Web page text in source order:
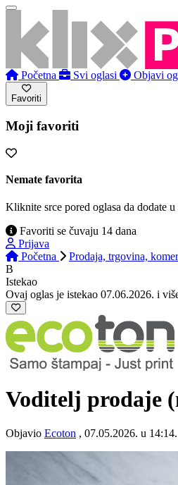
Početna Svi oglasi Objavi
Favoriti
Moji favoriti
Nemate favorita
Kliknite srce pored oglasa da dodate
Favoriti se čuvaju 14 dana
Prijava
Početna
Prodaja, trgovina,
B
Istekao
Ovaj oglas je istekao 07.06.2026. i
Voditelj prodaje
Objavio Ecoton , 07.05.2026. u